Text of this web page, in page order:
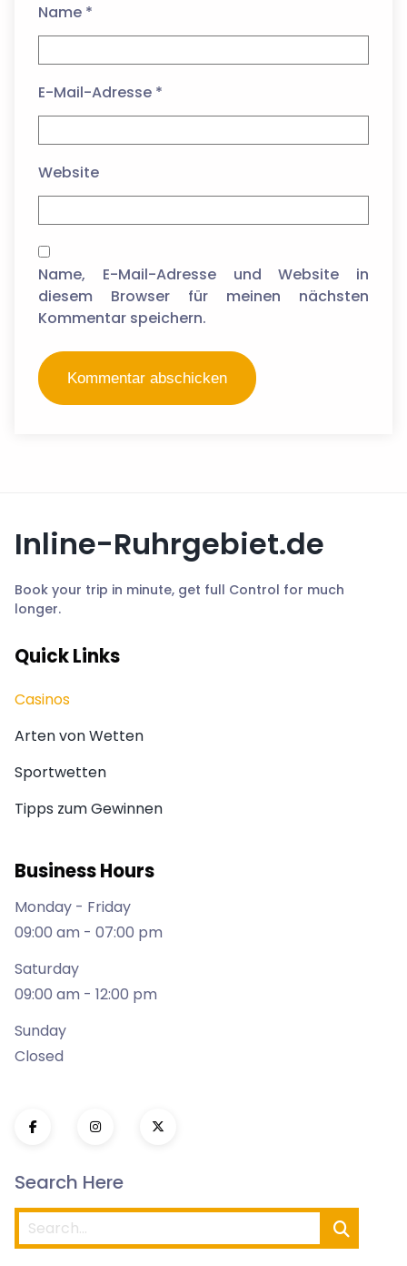
Name *
E-Mail-Adresse *
Website
Name, E-Mail-Adresse und Website in
diesem Browser für meinen nächsten
Kommentar speichern.
Inline-Ruhrgebiet.de
Book your trip in minute, get full Control for much
longer.
Quick Links
Casinos
Arten von Wetten
Sportwetten
Tipps zum Gewinnen
Business Hours
Monday - Friday
09:00 am - 07:00 pm
Saturday
09:00 am - 12:00 pm
Sunday
Closed
Search Here